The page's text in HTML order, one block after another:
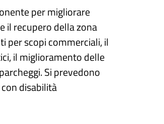
per migliorare
il recupero della zona
per scopi commerciali, il
il miglioramento delle
Si prevedono
disabilità